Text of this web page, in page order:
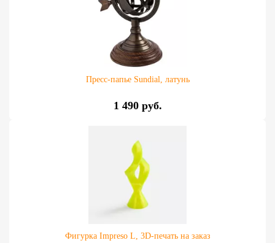
Пресс-папье Sundial, латунь
1 490 руб.
Фигурка Impreso L, 3D-печать на заказ